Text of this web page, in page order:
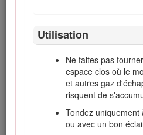
Utilisation
Ne faites pas
espace clos où le
et autres gaz
risquent de
Tondez
ou avec un bon
d'accidents et de blessures,
sécurité qui suivent. Tenez
en garde signalées par le
mention Prudence, Attention
des instructions peut
Important: Pour les données
la CE, reportez-vous à la